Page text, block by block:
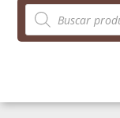
Búsqueda
de
productos